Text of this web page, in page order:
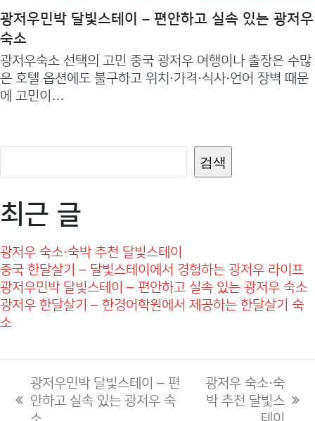
광저우민박 달빛스테이 – 편안하고 실속 있는 광저우
숙소
광저우숙소 선택의 고민 중국 광저우 여행이나 출장은 수많
은 호텔 옵션에도 불구하고 위치·가격·식사·언어 장벽 때문
에 고민이…
검색
최근 글
광저우 숙소·숙박 추천 달빛스테이
중국 한달살기 – 달빛스테이에서 경험하는 광저우 라이프
광저우민박 달빛스테이 – 편안하고 실속 있는 광저우 숙소
광저우 한달살기 – 한경어학원에서 제공하는 한달살기 숙
소
previous
광저우민박 달빛스테이 – 편
안하고 실속 있는 광저우 숙
소
next
광저우 숙소·숙
박 추천 달빛스
테이